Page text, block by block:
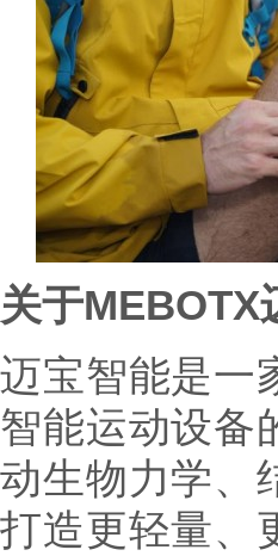
关于MEBOTX
迈宝智能是一
智能运动设备
动生物力学、
打造更轻量、